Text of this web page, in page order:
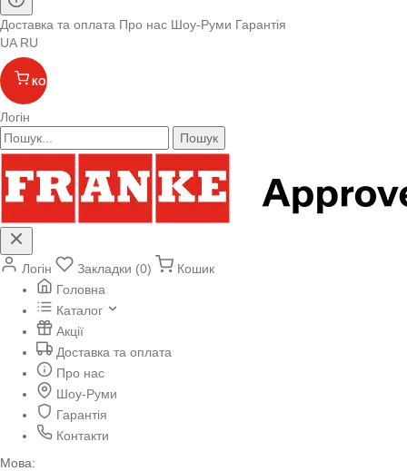
Доставка та оплата Про нас Шоу-Руми Гарантія
UA RU
КОШИК
Логін
Пошук
Логін Закладки (0)
Кошик
Головна
Каталог
Акції
Доставка та оплата
Про нас
Шоу-Руми
Гарантія
Контакти
Мова: